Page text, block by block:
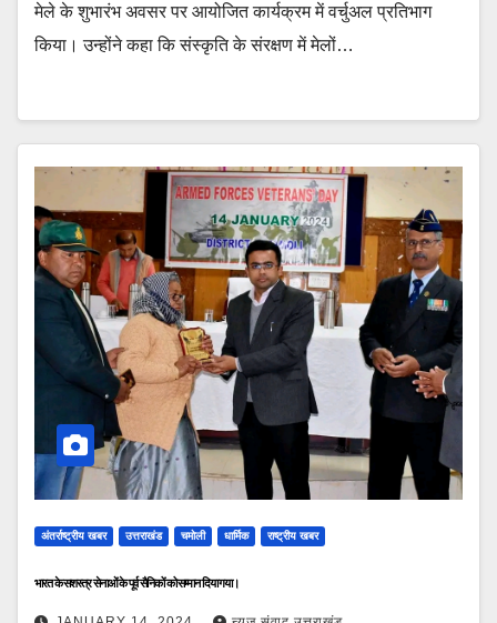
मेले के शुभारंभ अवसर पर आयोजित कार्यक्रम में वर्चुअल प्रतिभाग
किया। उन्होंने कहा कि संस्कृति के संरक्षण में मेलों…
अंतर्राष्ट्रीय खबर उत्तराखंड चमोली धार्मिक राष्ट्रीय खबर
भारत के सशस्त्र सेनाओं के पूर्व सैनिकों को सम्मान दिया गया।